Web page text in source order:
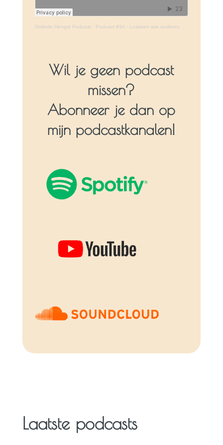
Gelinde Hengst Podcast · Podcast #34 - Loslaten wat anderen van je vinden
Wil je geen podcast
missen?
Abonneer je dan op
mijn podcastkanalen!
Laatste podcasts